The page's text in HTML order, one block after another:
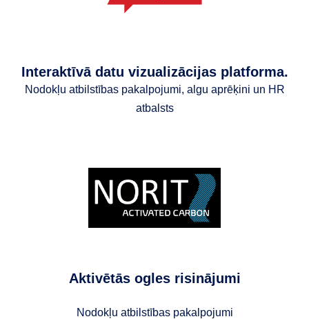
Interaktīvā datu vizualizācijas platforma.
Nodokļu atbilstības pakalpojumi, algu aprēķini un HR
atbalsts
Aktivētās ogles risinājumi
Nodokļu atbilstības pakalpojumi